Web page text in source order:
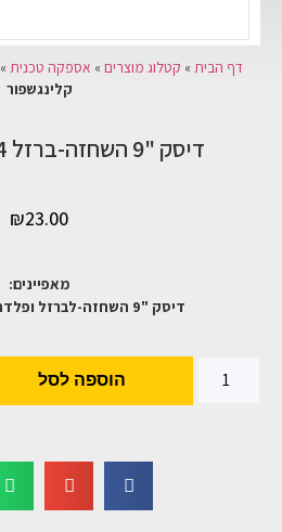
דף הבית » קטלוג מוצרים » אספקה טכנית »
קלינגשפור
דיסק "9 השחזה-ברזל 1/4 קלינגשפור
₪23.00
מאפיינים:
דיסק "9 השחזה-לברזל ופלדה 1/4 קלינגשפור.
הוספה לסל